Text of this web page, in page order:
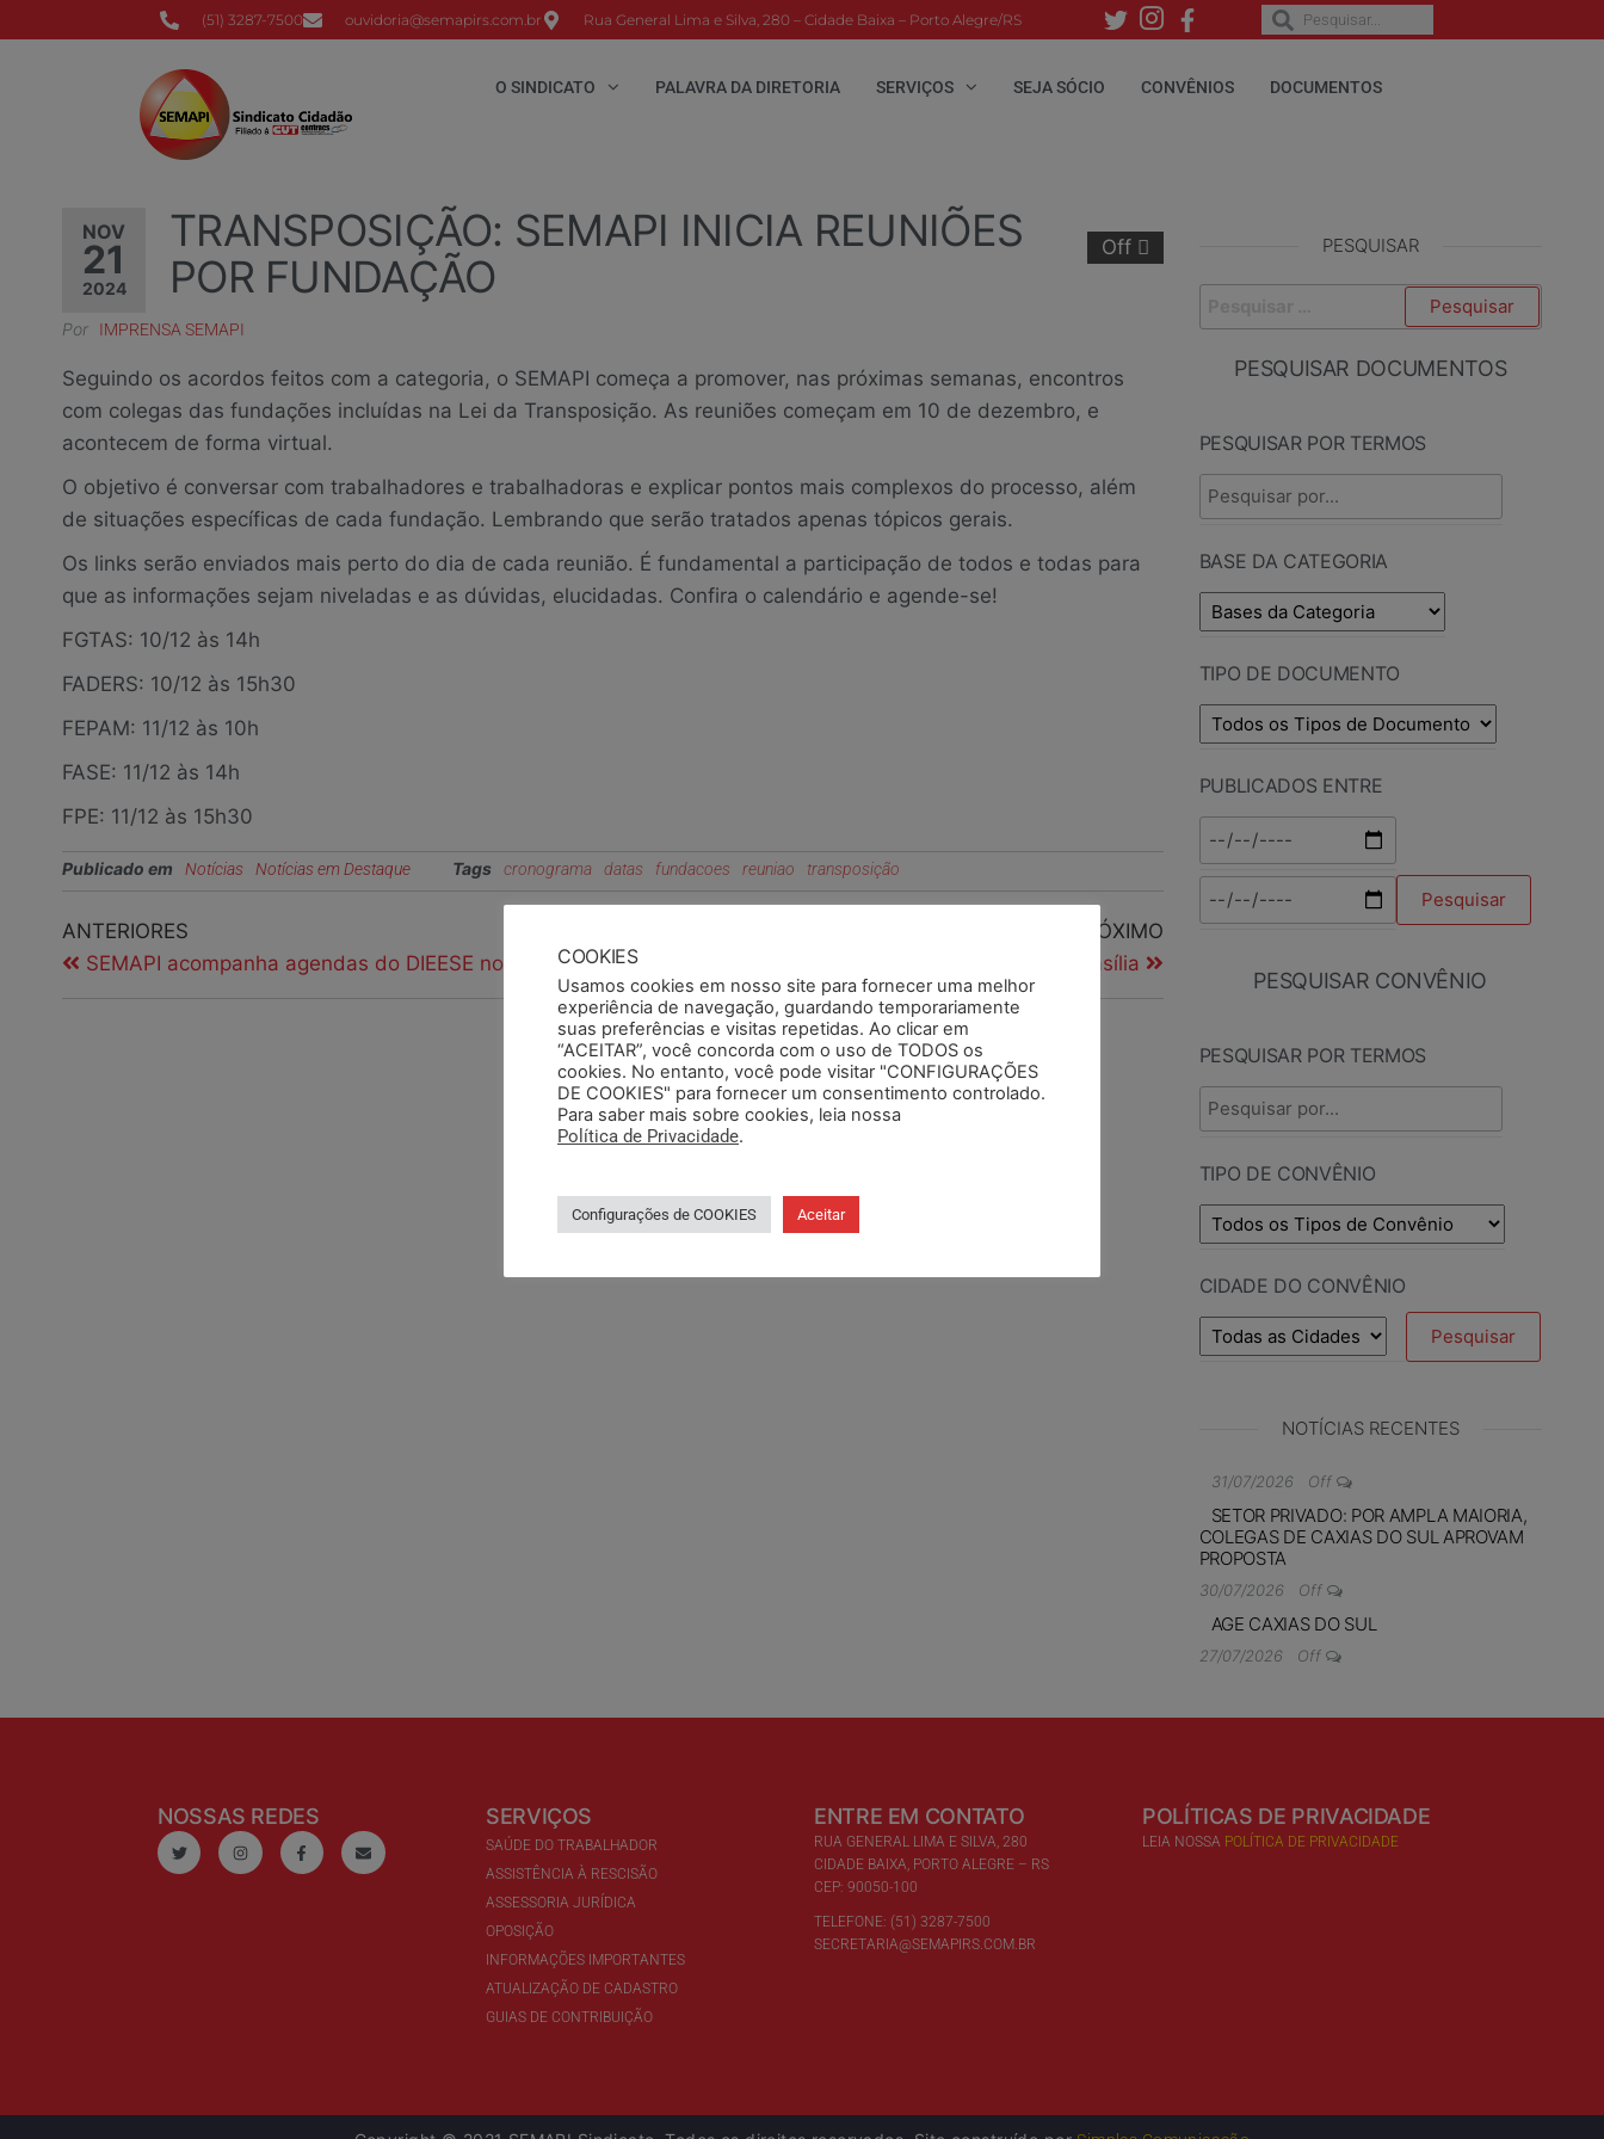
(51) 3287-7500 ouvidoria@semapirs.com.br Rua General Lima e Silva, 280 – Cidade Baixa – Porto Alegre/RS
O SINDICATO PALAVRA DA DIRETORIA SERVIÇOS SEJA SÓCIO CONVÊNIOS DOCUMENTOS
NOV
21
2024
Off
TRANSPOSIÇÃO: SEMAPI INICIA REUNIÕES
POR FUNDAÇÃO
Por IMPRENSA SEMAPI
Seguindo os acordos feitos com a categoria, o SEMAPI começa a promover, nas próximas semanas, encontros
com colegas das fundações incluídas na Lei da Transposição. As reuniões começam em 10 de dezembro, e
acontecem de forma virtual.
O objetivo é conversar com trabalhadores e trabalhadoras e explicar pontos mais complexos do processo, além
de situações específicas de cada fundação. Lembrando que serão tratados apenas tópicos gerais.
Os links serão enviados mais perto do dia de cada reunião. É fundamental a participação de todos e todas para
que as informações sejam niveladas e as dúvidas, elucidadas. Confira o calendário e agende-se!
FGTAS: 10/12 às 14h
FADERS: 10/12 às 15h30
FEPAM: 11/12 às 10h
FASE: 11/12 às 14h
FPE: 11/12 às 15h30
Publicado em Notícias Notícias em Destaque Tags cronograma datas fundacoes reuniao transposição
ANTERIORES
SEMAPI acompanha agendas do DIEESE no Estado
PRÓXIMO
SEMAPI participa de formação da Contracs em Brasília
PESQUISAR
PESQUISAR DOCUMENTOS
PESQUISAR POR TERMOS
BASE DA CATEGORIA
TIPO DE DOCUMENTO
PUBLICADOS ENTRE
PESQUISAR CONVÊNIO
PESQUISAR POR TERMOS
TIPO DE CONVÊNIO
CIDADE DO CONVÊNIO
NOTÍCIAS RECENTES
31/07/2026 Off
SETOR PRIVADO: POR AMPLA MAIORIA,
COLEGAS DE CAXIAS DO SUL APROVAM
PROPOSTA
30/07/2026 Off
AGE CAXIAS DO SUL
27/07/2026 Off
NOSSAS REDES SERVIÇOS
SAÚDE DO TRABALHADOR
ASSISTÊNCIA À RESCISÃO
ASSESSORIA JURÍDICA
OPOSIÇÃO
INFORMAÇÕES IMPORTANTES
ATUALIZAÇÃO DE CADASTRO
GUIAS DE CONTRIBUIÇÃO
ENTRE EM CONTATO
RUA GENERAL LIMA E SILVA, 280
CIDADE BAIXA, PORTO ALEGRE – RS
CEP: 90050-100
TELEFONE: (51) 3287-7500
SECRETARIA@SEMAPIRS.COM.BR
POLÍTICAS DE PRIVACIDADE
LEIA NOSSA POLÍTICA DE PRIVACIDADE
COOKIES
Usamos cookies em nosso site para fornecer uma melhor
experiência de navegação, guardando temporariamente
suas preferências e visitas repetidas. Ao clicar em
“ACEITAR”, você concorda com o uso de TODOS os
cookies. No entanto, você pode visitar "CONFIGURAÇÕES
DE COOKIES" para fornecer um consentimento controlado.
Para saber mais sobre cookies, leia nossa
Política de Privacidade.
Configurações de COOKIES Aceitar